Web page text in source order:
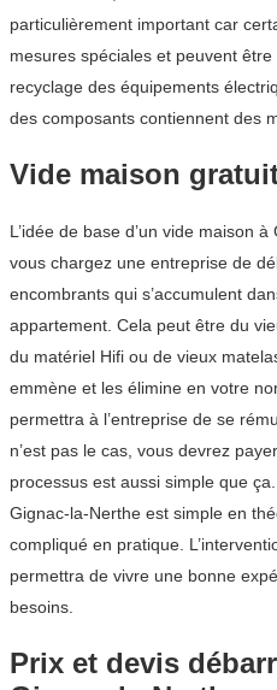
particulièrement important car
mesures spéciales et peuvent
recyclage des équipements
des composants contiennent des
Vide maison
L’idée de base d’un vide maison
vous chargez une entreprise de
encombrants qui s’accumulent
appartement. Cela peut être du
du matériel Hifi ou de vieux
emmène et les élimine en votre
permettra à l’entreprise de se
n’est pas le cas, vous devrez
processus est aussi simple que
Gignac-la-Nerthe est simple en
compliqué en pratique.
permettra de vivre une bonne
besoins.
Prix et devis